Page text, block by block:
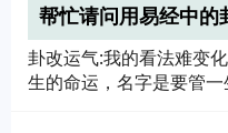
帮忙请问用易经中的
卦改运气:我的看法难变
生的命运，名字是要管一